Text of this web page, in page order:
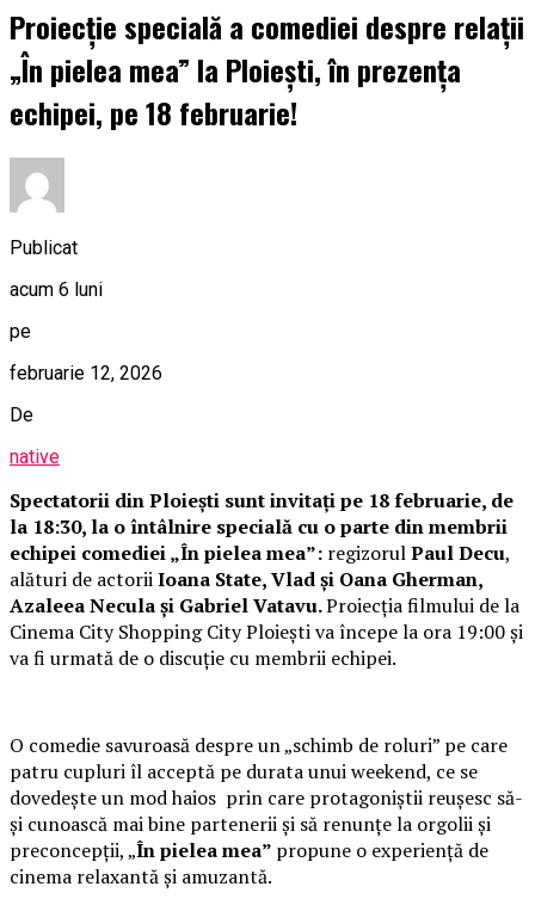
Proiecție specială a comediei despre relații
„În pielea mea” la Ploiești, în prezența
echipei, pe 18 februarie!
Publicat
acum 6 luni
pe
februarie 12, 2026
De
native
Spectatorii din Ploiești sunt invitați pe 18 februarie, de
la 18:30, la o întâlnire specială cu o parte din membrii
echipei comediei „În pielea mea”: regizorulPaul Decu,
alături de actoriiIoana State, Vlad și Oana Gherman,
Azaleea Necula și Gabriel Vatavu.Proiecția filmului de la
Cinema City Shopping City Ploiești va începe la ora 19:00 și
va fi urmată de o discuție cu membrii echipei.
O comedie savuroasă despre un „schimb de roluri” pe care
patru cupluri îl acceptă pe durata unui weekend, ce se
dovedește un mod haios prin care protagoniștii reușesc să-
și cunoască mai bine partenerii și să renunțe la orgolii și
preconcepții, „În pielea mea” propune o experiență de
cinema relaxantă și amuzantă.